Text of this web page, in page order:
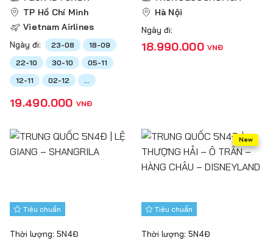
(NOSHOPPING)
TP Hồ Chí Minh
Vietnam Airlines
Ngày đi: 23-08
18-09
22-10
30-10
05-11
12-11
02-12
19.490.000 VNĐ
CHÂU (NO SHOPPING)
Hà Nội
Ngày đi:
18.990.000 VNĐ
Tiêu chuẩn
Thời lượng: 5N4Đ
New
Tiêu chuẩn
Thời lượng: 5N4Đ